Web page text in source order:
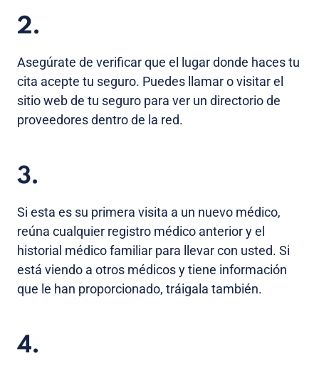
2.
Asegúrate de verificar que el lugar donde haces tu
cita acepte tu seguro. Puedes llamar o visitar el
sitio web de tu seguro para ver un directorio de
proveedores dentro de la red.
3.
Si esta es su primera visita a un nuevo médico,
reúna cualquier registro médico anterior y el
historial médico familiar para llevar con usted. Si
está viendo a otros médicos y tiene información
que le han proporcionado, tráigala también.
4.